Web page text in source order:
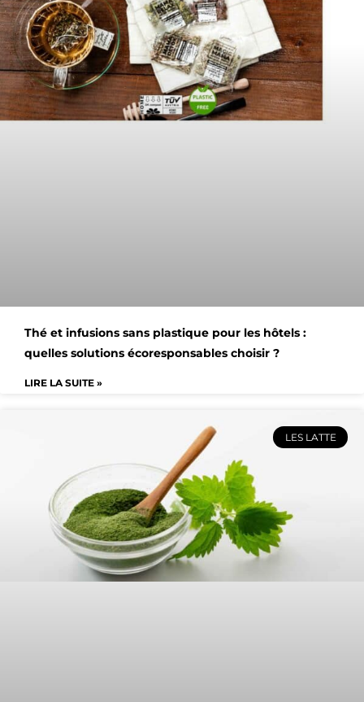
Thé et infusions sans plastique pour les hôtels :
quelles solutions écoresponsables choisir ?
LIRE LA SUITE »
LES LATTE